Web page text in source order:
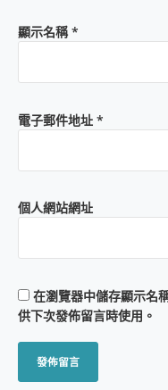
顯示名稱*
電子郵件地址 *
個人網站網址
在瀏覽器中儲存顯示名
供下次發佈留言時使用。